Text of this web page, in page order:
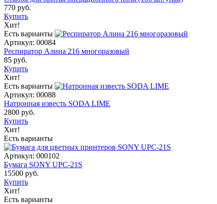
770 руб.
Купить
Хит!
Есть варианты
Артикул: 00084
Респиратор Алина 216 многоразовый
85 руб.
Купить
Хит!
Есть варианты
Артикул: 00088
Натронная известь SODA LIME
2800 руб.
Купить
Хит!
Есть варианты
Артикул: 000102
Бумага SONY UPC-21S
15500 руб.
Купить
Хит!
Есть варианты